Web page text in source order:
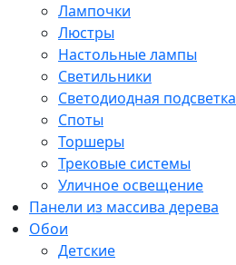
Лампочки
Люстры
Настольные лампы
Светильники
Светодиодная подсветка
Споты
Торшеры
Трековые системы
Уличное освещение
Панели из массива дерева
Обои
Детские